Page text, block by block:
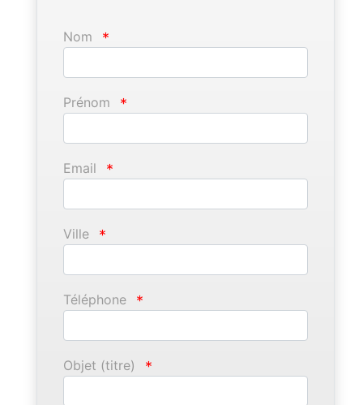
Nom *
Prénom *
Email *
Ville *
Téléphone *
Objet (titre) *